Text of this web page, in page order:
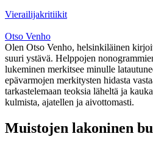
Vierailijakritiikit
Otso Venho
Olen Otso Venho, helsinkiläinen
suuri ystävä. Helppojen
lukeminen merkitsee minulle
epävarmojen merkitysten hidasta
tarkastelemaan teoksia läheltä ja
kulmista, ajatellen ja aivottomasti.
Muistojen lakoninen